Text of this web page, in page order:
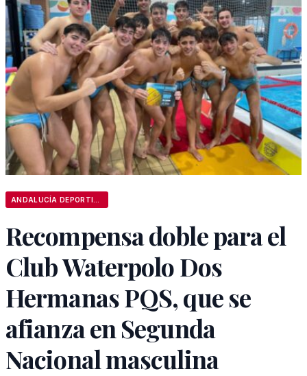
Recompensa doble para el
Club Waterpolo Dos
Hermanas PQS, que se
afianza en Segunda
Nacional masculina